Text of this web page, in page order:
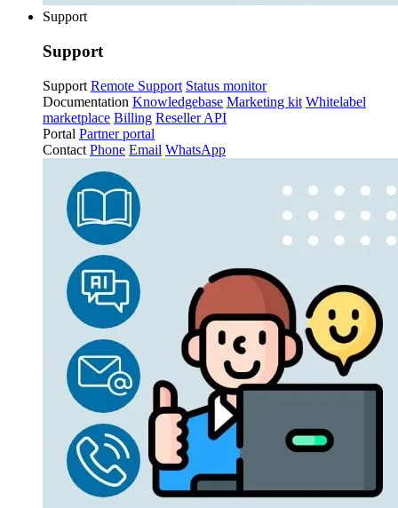
Support
Support
Support Remote Support Status monitor
Documentation Knowledgebase Marketing kit Whitelabel
marketplace Billing Reseller API
Portal Partner portal
Contact Phone Email WhatsApp